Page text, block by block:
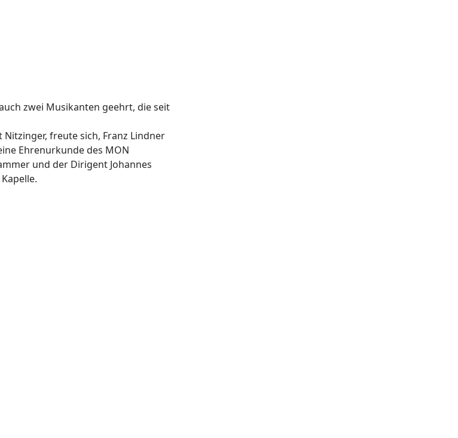
zwei Musikanten geehrt, die seit
freute sich, Franz Lindner
Ehrenurkunde des MON
und der Dirigent Johannes